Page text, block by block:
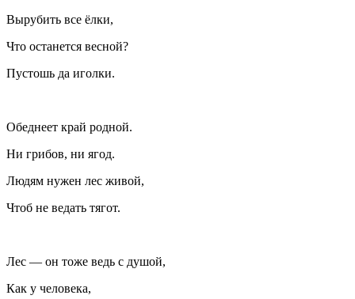
Вырубить все ёлки,
Что останется весной?
Пустошь да иголки.
Обеднеет край родной.
Ни грибов, ни ягод.
Людям нужен лес живой,
Чтоб не ведать тягот.
Лес — он тоже ведь с душой,
Как у человека,